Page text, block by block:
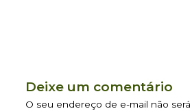
Deixe um comentário
O seu endereço de e-mail não